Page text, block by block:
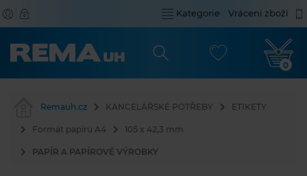
Kategorie Vrácení zboží
0
Remauh.cz KANCELÁŘSKÉ POTŘEBY ETIKETY
Formát papíru A4 105 x 42,3 mm
PAPÍR A PAPÍROVÉ VÝROBKY